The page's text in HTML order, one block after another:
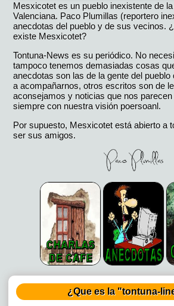
Mesxicotet es un pueblo inexistente de
Valenciana. Paco Plumillas (reportero
anecdotas del pueblo y de sus vecinos.
existe Mesxicotet?
Tontuna-News es su periódico. No
tampoco tenemos demasiadas cosas
anecdotas son las de la gente del pueblo
a acompañarnos, otros escritos son de
aconsejamos y noticias que nos
siempre con nuestra visión poersoanl.
Por supuesto, Mesxicotet está abierto a
ser sus amigos.
¿Que es la "tontuna-